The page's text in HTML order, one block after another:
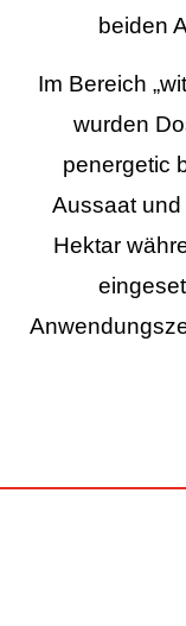
beiden
Im Bereich
wurden
penergetic
Aussaat
Hektar